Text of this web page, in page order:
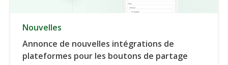
Nouvelles
Annonce de nouvelles intégrations de
plateformes pour les boutons de partage